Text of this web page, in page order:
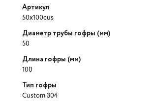
Артикул
50x100cus
Диаметр трубы гофры (мм)
50
Длина гофры (мм)
100
Тип гофры
Custom 304